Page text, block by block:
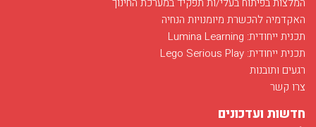
האקדמיה להכשרת מיומנויות הנחיה
תכנית ייחודית: Lumina Learning
תכנית ייחודית: Lego Serious Play
רגעים ותובנות
צרו קשר
חדשות ועדכונים
חודש מאי בסימן רפואה
03/12/2017
חודש מאי בפלג מוקדש לפרויקט הנחיה של מועמדים ללימודי רפואה...